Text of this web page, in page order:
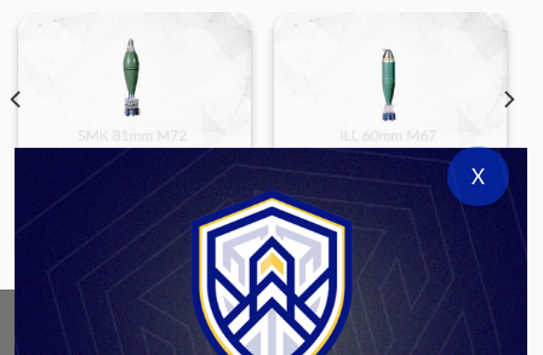
LARGE CALIBER AMMUNITION
SMK 81mm M72
LARGE CALIBER AMMUNITION
ILL 60mm M91
ABOUT US
X